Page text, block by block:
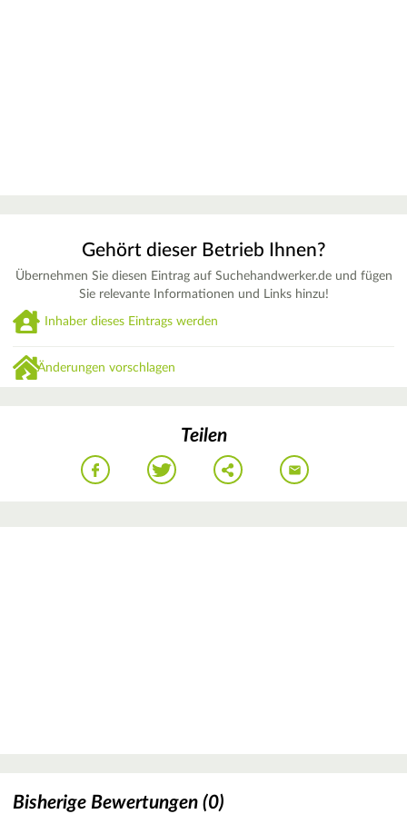
Gehört dieser Betrieb Ihnen?
Übernehmen Sie diesen Eintrag auf Suchehandwerker.de und fügen
Sie relevante Informationen und Links hinzu!
Inhaber dieses Eintrags werden
Änderungen vorschlagen
Teilen
Bisherige Bewertungen (0)